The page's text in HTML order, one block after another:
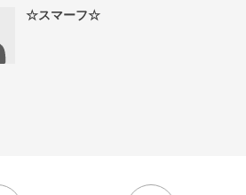
☆スマーフ☆